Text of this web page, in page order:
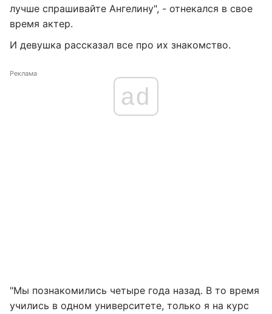
лучше спрашивайте Ангелину", - отнекался в свое
время актер.
И девушка рассказал все про их знакомство.
Реклама
ad
"Мы познакомились четыре года назад. В то время
учились в одном университете, только я на курс